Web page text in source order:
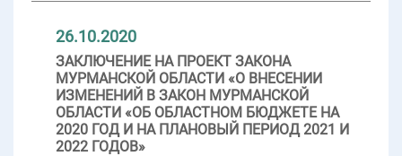
26.10.2020
ЗАКЛЮЧЕНИЕ НА ПРОЕКТ ЗАКОНА
МУРМАНСКОЙ ОБЛАСТИ «О ВНЕСЕНИИ
ИЗМЕНЕНИЙ В ЗАКОН МУРМАНСКОЙ
ОБЛАСТИ «ОБ ОБЛАСТНОМ БЮДЖЕТЕ НА
2020 ГОД И НА ПЛАНОВЫЙ ПЕРИОД 2021 И
2022 ГОДОВ»